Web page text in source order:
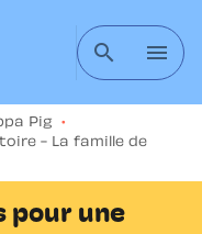
CONTENU
search menu
Pig
•
- La famille de
pour une